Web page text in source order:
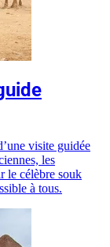
visite guidée
les
le célèbre souk
à tous.